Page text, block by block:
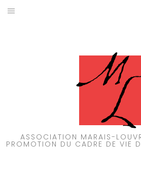
Aller
ASSOCIATION MARAIS-
PROMOTION DU CADRE DE VIE